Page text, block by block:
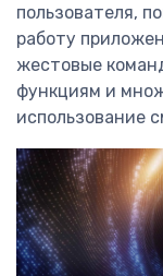
пользователя,
работу
жестовые
функциям и
использование